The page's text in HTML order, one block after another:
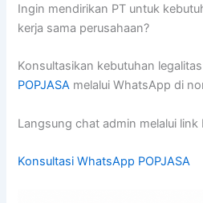
Ingin mendirikan PT untuk
kerja sama perusahaan?
Konsultasikan kebutuhan
POPJASA melalui WhatsApp di
Langsung chat admin melalui link
Konsultasi WhatsApp POPJASA